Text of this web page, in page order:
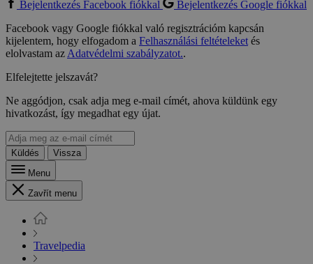
Bejelentkezés Facebook fiókkal
Bejelentkezés Google fiókkal
Facebook vagy Google fiókkal való regisztrációm kapcsán
kijelentem, hogy elfogadom a Felhasználási feltételeketés
elolvastam azAdatvédelmi szabályzatot..
Elfelejtette jelszavát?
Ne aggódjon, csak adja meg e-mail címét, ahova küldünk egy
hivatkozást, így megadhat egy újat.
Küldés
Vissza
Menu
Zavřít menu
Travelpedia